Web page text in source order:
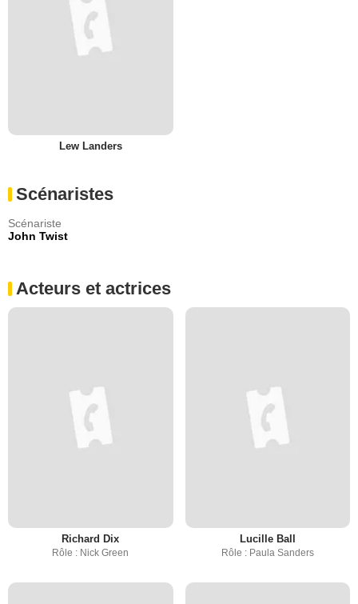
Lew Landers
Scénaristes
Scénariste
John Twist
Acteurs et actrices
Richard Dix
Rôle : Nick Green
Lucille Ball
Rôle : Paula Sanders